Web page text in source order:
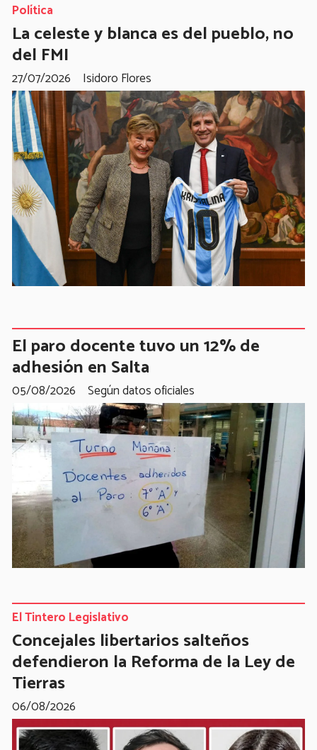
La celeste y blanca es del pueblo, no
del FMI
Isidoro Flores
Política
27/07/2026
El paro docente tuvo un 12% de
adhesión en Salta
Según datos oficiales
05/08/2026
Concejales libertarios salteños
defendieron la Reforma de la Ley de
Tierras
El Tintero Legislativo
06/08/2026